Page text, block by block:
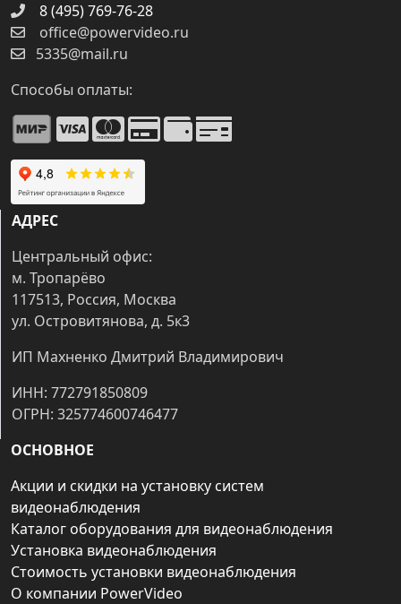
8 (495) 769-76-28
office@powervideo.ru
5335@mail.ru
Способы оплаты:
АДРЕС
Центральный офис:
м. Тропарёво
117513, Россия, Москва
ул. Островитянова, д. 5к3
ИП Махненко Дмитрий Владимирович
ИНН: 772791850809
ОГРН: 325774600746477
ОСНОВНОЕ
Акции и скидки на установку систем
видеонаблюдения
Каталог оборудования для видеонаблюдения
Установка видеонаблюдения
Стоимость установки видеонаблюдения
О компании PowerVideo